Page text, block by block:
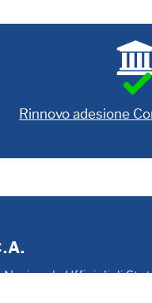
Rinnovo adesione
Ufficiali di